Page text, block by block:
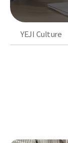
YEJI Culture